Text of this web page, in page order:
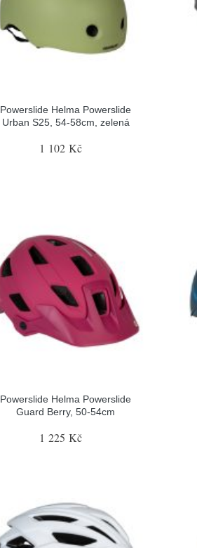
Powerslide Helma Powerslide
Urban S25, 54-58cm, zelená
1 102 Kč
Powerslide Helma Powerslide
Guard Berry, 50-54cm
1 225 Kč